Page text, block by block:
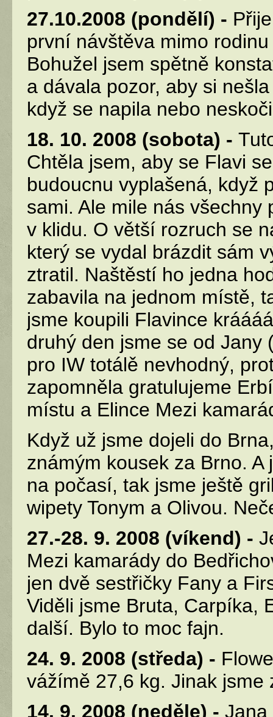
27.10.2008 (pondělí) -
první návštěva mimo
Bohužel jsem spětně
a dávala pozor, aby si
když se napila nebo
18. 10. 2008 (sobota) -
Chtěla jsem, aby se Flavi
budoucnu vyplašená, když
sami. Ale mile nás
v klidu. O větší rozruch se
který se vydal brázdit sám
ztratil. Naštěstí ho jedna
zabavila na jednom místě,
jsme koupili Flavince
druhý den jsme se od Jany
pro IW totálě nevhodný,
zapomněla gratulujeme
místu a Elince Mezi
Když už jsme dojeli do
známým kousek za Brno.
na počasí, tak jsme ještě
wipety Tonym a Olivou.
27.-28. 9. 2008 (víkend) -
Mezi kamarády do
jen dvě sestřičky Fany a
Viděli jsme Bruta, Carpíka,
další. Bylo to moc fajn.
24. 9. 2008 (středa) -
vážímě 27,6 kg. Jinak jsme
14. 9. 2008 (neděle) - Jana